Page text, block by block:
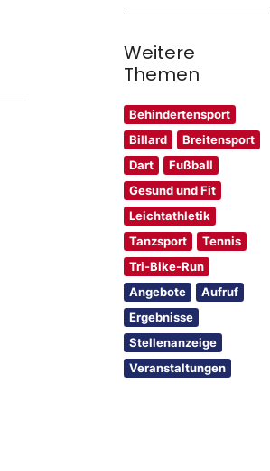
Weitere
Themen
Behindertensport
Billard
Breitensport
Dart
Fußball
Gesund und Fit
Leichtathletik
Tanzsport
Tennis
Tri-Bike-Run
Angebote
Aufruf
Ergebnisse
Stellenanzeige
Veranstaltungen